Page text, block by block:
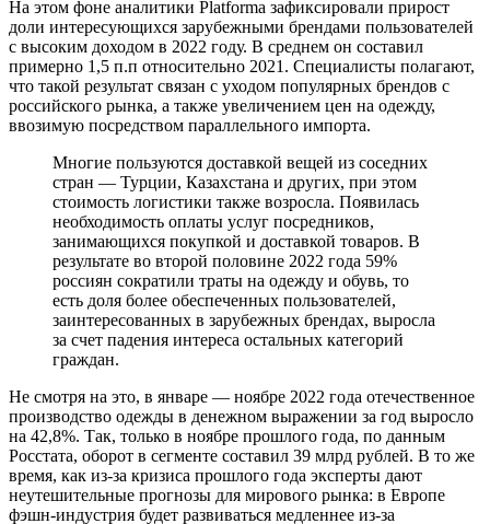
На этом фоне аналитики Platforma зафиксировали прирост
доли интересующихся зарубежными брендами пользователей
с высоким доходом в 2022 году. В среднем он составил
примерно 1,5 п.п относительно 2021. Специалисты полагают,
что такой результат связан с уходом популярных брендов с
российского рынка, а также увеличением цен на одежду,
ввозимую посредством параллельного импорта.
Многие пользуются доставкой вещей из соседних
стран — Турции, Казахстана и других, при этом
стоимость логистики также возросла. Появилась
необходимость оплаты услуг посредников,
занимающихся покупкой и доставкой товаров. В
результате во второй половине 2022 года 59%
россиян сократили траты на одежду и обувь, то
есть доля более обеспеченных пользователей,
заинтересованных в зарубежных брендах, выросла
за счет падения интереса остальных категорий
граждан.
Не смотря на это, в январе — ноябре 2022 года отечественное
производство одежды в денежном выражении за год выросло
на 42,8%. Так, только в ноябре прошлого года, по данным
Росстата, оборот в сегменте составил 39 млрд рублей. В то же
время, как из-за кризиса прошлого года эксперты дают
неутешительные прогнозы для мирового рынка: в Европе
фэшн-индустрия будет развиваться медленнее из-за